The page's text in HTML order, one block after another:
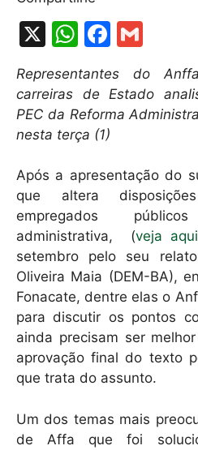
X
W
at
s
A
p
p
F
c
e
o
o
ai
l
Representantes do
carreiras de Estado
PEC da Reforma
nesta terça (1)
Após a apresentação do
que altera
empregados
administrativa, (veja aqui
setembro pelo seu
Oliveira Maia (DEM-BA),
Fonacate, dentre elas o
para discutir os pontos
ainda precisam ser
aprovação final do texto
que trata do assunto.
Um dos temas mais
de Affa que foi